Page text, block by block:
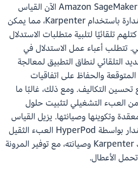
يدعم Amazon SageMaker HyperPod الآن القياس
التلقائي للعقدة المُدارة باستخدام Karpenter، مما يمكن
تلقائيًا لتلبية متطلبات الاستدلال
تتطلب أعباء عمل الاستدلال في
التلقائي لنطاق التطبيق لمعالجة
المتوقعة والحفاظ على اتفاقيات
التكاليف. ومع ذلك، غالبًا ما
العبء التشغيلي لتثبيت حلول
وتكوينها وصيانتها. يزيل القياس
التلقائي للعقدة المُدار بواسطة HyperPod العبء الثقيل
غير المتمايز لإعداد Karpenter وصيانته، مع توفير المرونة
الأعطال.